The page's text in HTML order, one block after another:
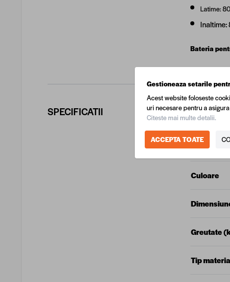
Latime:
Bateria
SPECIFICATII
COD EAN
Producator
Culoare
Greutate
Tip
Gestioneaza setarile
Acest website foloseste
uri necesare pentru a
Citeste mai multe detalii.
ACCEPTA TOATE